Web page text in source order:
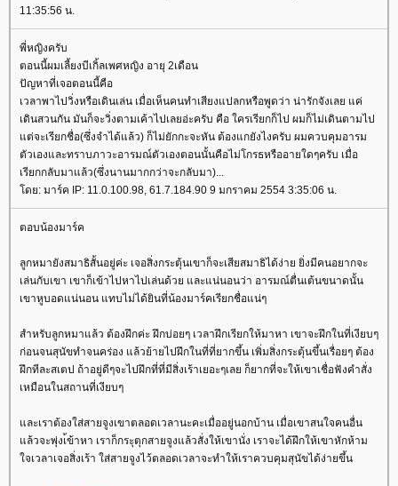
11:35:56 น.
พี่หญิงครับ
ตอนนี้ผมเลี้ยงบีเกิ้ลเพศหญิง อายุ 2เดือน
ปัญหาที่เจอตอนนี้คือ
เวลาพาไปวิ่งหรือเดินเล่น เมื่อเห็นคนทำเสียงแปลกหรือพูดว่า น่ารักจังเลย แค่
เดินสวนกัน มันก็จะวิ่งตามเค้าไปเลยอ่ะครับ คือ ใครเรียกก็ไป ผมก็ไม่เดินตามไป
ต่จะเรียกชื่อ(ซึ่งจำได้แล้ว) ก็ไม่ยักกะจะหัน ต้องแกยังไงครับ ผมควบคุมอารม
ตัวเองและทราบภาวะอารมณ์ตัวเองตอนนั้นคือไม่โกรธหรืออายใดๆครับ เมื่อ
เรียกกลับมาแล้ว(ซึ่งนานมากกว่าจะกลับมา)...
ดย: มาร์ค IP: 11.0.100.98, 61.7.184.90 9 มกราคม 2554 3:35:06 น.
ตอบน้องมาร์ค
ลูกหมายังสมาธิสั้นอยู่ค่ะ เจอสิ่งกระตุ้นเขาก็จะเสียสมาธิได้ง่าย ยิ่งมีคนอยากจะ
เล่นกับเขา เขาก็เข้าไปหาไปเล่นด้วย และแน่นอนว่า อารมณ์ตื่นเต้นขนาดนั้น
เขาหูบอดแน่นอน แทบไม่ได้ยินที่น้องมาร์คเรียกชื่อแน่ๆ
สำหรับลูกหมาแล้ว ต้องฝึกค่ะ ฝึกบ่อยๆ เวลาฝึกเรียกให้มาหา เขาจะฝึกในที่เงียบๆ
ก่อนจนสุนัขทำจนคร่อง แล้วย้ายไปฝึกในที่ที่ยากขึ้น เพิ่มสิ่งกระตุ้นขึ้นเรื่อยๆ ต้อง
ฝึกทีละสเตป ถ้าอยู่ดีๆจะไปฝึกที่ที่มีสิ่งเร้าเยอะๆเลย ก็ยากที่จะให้เขาเชื่อฟังคำสั่ง
เหมือนในสถานที่เงียบๆ
ละเราต้องใส่สายจูงเขาตลอดเวลานะคะเมื่ออยู่นอกบ้าน เมื่อเขาสนใจคนอื่น
ล้วจะพุ่งเ้ข้าหา เราก็กระุตุกสายจูงแล้วสั่งให้เขานั่ง เราจะได้ฝึกให้เขาหักห้าม
จเวลาเจอสิ่งเร้า ใส่สายจูงไว้ตลอดเวลาจะทำให้เราควบคุมสุนัขได้ง่ายขึ้น